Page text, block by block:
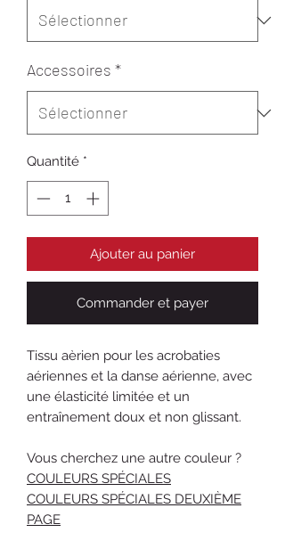
Accessoires *
Quantité *
Ajouter au panier
Commander et payer
Tissu aèrien pour les acrobaties
aériennes et la danse aérienne, avec
une élasticité limitée et un
entraînement doux et non glissant.
Vous cherchez une autre couleur ?
COULEURS SPÉCIALES
COULEURS SPÉCIALES DEUXIÈME
PAGE